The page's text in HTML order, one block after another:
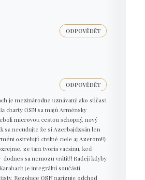
ODPOVĚDĚT
je mezinárodne uznávaný ako súčast
charty OSN sa majú Arménsky
mierovou cestou schopný, nový
sa necudujte že si Azerbajdzsán len
ostrelujú civilné ciele aj Azerom!!)
ze tam tvoria vacsinu, ked
sa nemozu vrátit!! Radeji kdyby
je integrální součástí
Rezoluce OSN narizuje odchod
ODPOVĚDĚT